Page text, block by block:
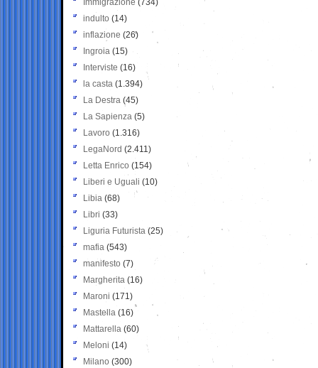
Immigrazione (734)
indulto (14)
inflazione (26)
Ingroia (15)
Interviste (16)
la casta (1.394)
La Destra (45)
La Sapienza (5)
Lavoro (1.316)
LegaNord (2.411)
Letta Enrico (154)
Liberi e Uguali (10)
Libia (68)
Libri (33)
Liguria Futurista (25)
mafia (543)
manifesto (7)
Margherita (16)
Maroni (171)
Mastella (16)
Mattarella (60)
Meloni (14)
Milano (300)